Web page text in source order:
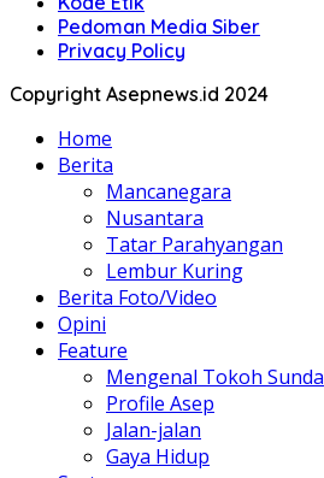
Pedoman Media Siber
Privacy Policy
Copyright Asepnews.id 2024
Home
Berita
Mancanegara
Nusantara
Tatar Parahyangan
Lembur Kuring
Berita Foto/Video
Opini
Feature
Mengenal Tokoh Sunda
Profile Asep
Jalan-jalan
Gaya Hidup